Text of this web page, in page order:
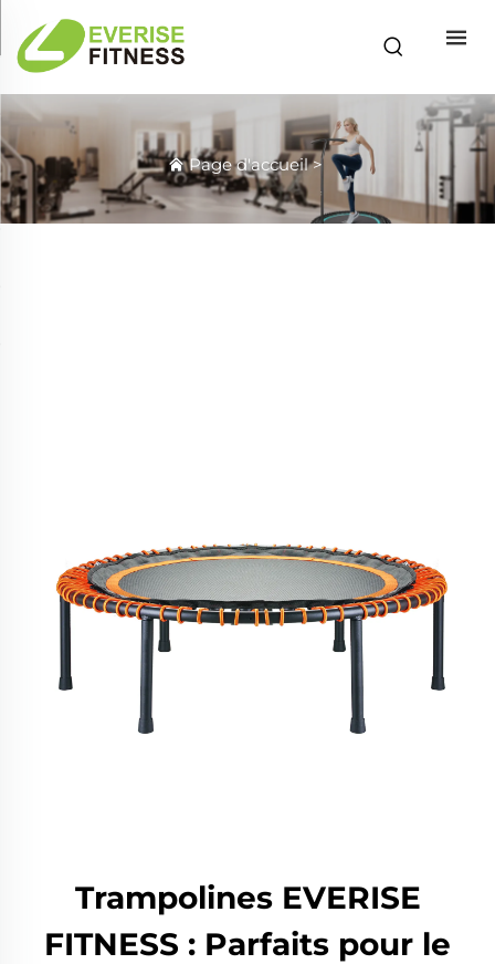
Page d'accueil>
Trampolines EVERISE
FITNESS : Parfaits pour le